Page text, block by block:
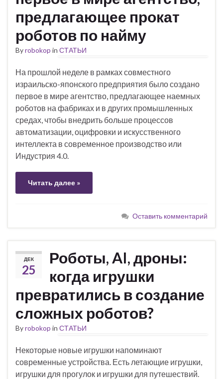
предлагающее прокат
роботов по найму
Byrobokop in СТАТЬИ
На прошлой неделе в рамках совместного
израильско-японского предприятия было создано
первое в мире агентство, предлагающее наемных
роботов на фабриках и в других промышленных
средах, чтобы внедрить больше процессов
автоматизации, оцифровки и искусственного
интеллекта в современное производство или
Индустрия 4.0.
Читать далее »
Оставить комментарий
ДЕК
25
Роботы, AI, дроны:
когда игрушки
превратились в создание
сложных роботов?
Byrobokop in СТАТЬИ
Некоторые новые игрушки напоминают
современные устройства. Есть летающие игрушки,
игрушки для прогулок и игрушки для путешествий.